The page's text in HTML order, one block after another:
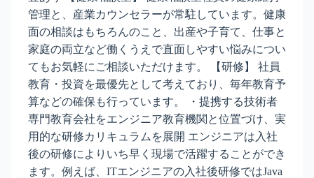
管理と、産業カウンセラーが常駐しています。健康
面の相談はもちろんのこと、出産や子育て、仕事と
家庭の両立など働くうえで直面しやすい悩みについ
てもお気軽にご相談いただけます。 【研修】 社員
教育・投資を最優先として考えており、毎年教育予
算などの確保も行っています。 ・提携する技術者
専門教育会社をエンジニア教育機関と位置づけ、実
用的な研修カリキュラムを展開 エンジニアは入社
後の研修によりいち早く現場で活躍することができ
ます。例えば、ITエンジニアの入社後研修ではJava